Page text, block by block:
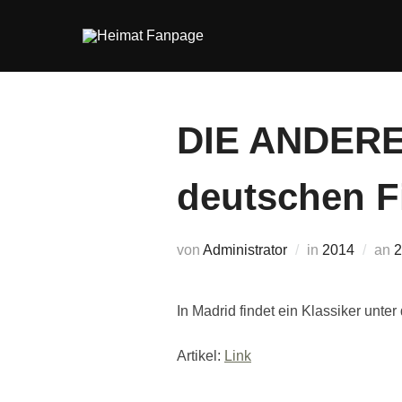
DIE
deutschen
von Administrator in 2014 an
In Madrid findet ein Klassiker
Artikel: Link